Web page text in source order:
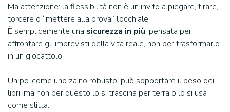
Ma attenzione: la flessibilità non è un invito a piegare, tirare,
torcere o “mettere alla prova” l’occhiale.
È semplicemente una sicurezza in più, pensata per
affrontare gli imprevisti della vita reale, non per trasformarlo
in un giocattolo.
Un po’ come uno zaino robusto: può sopportare il peso dei
libri, ma non per questo lo si trascina per terra o lo si usa
come slitta.